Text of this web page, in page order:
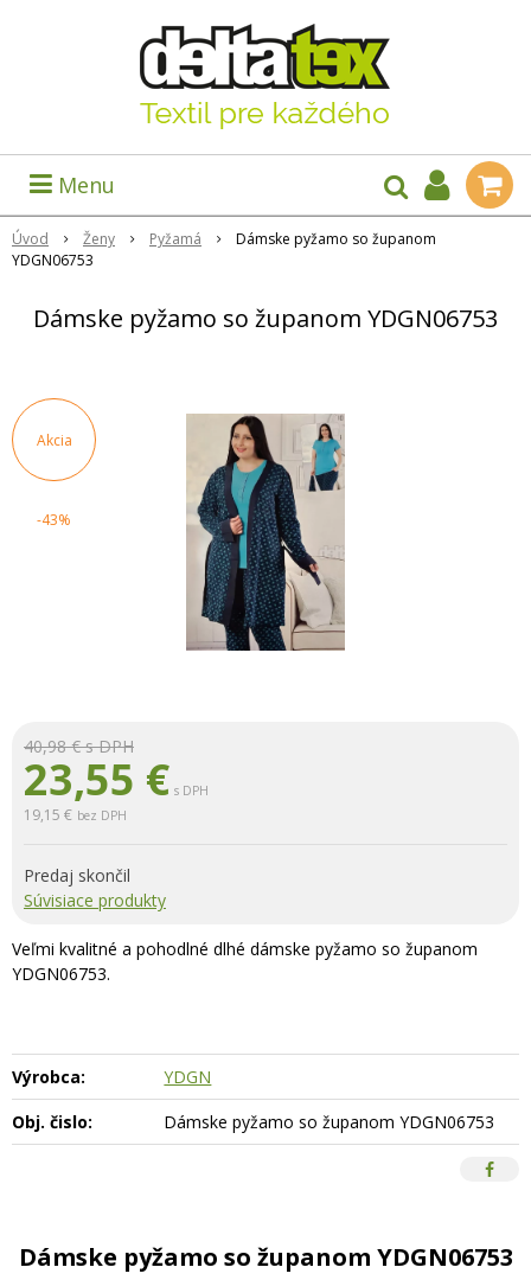
Menu
Úvod Ženy Pyžamá
Dámske pyžamo so županom
YDGN06753
Dámske pyžamo so županom YDGN06753
Akcia
-43%
40,98 €s DPH
23,55 € s DPH
19,15 € bez DPH
Predaj skončil
Súvisiace produkty
Veľmi kvalitné a pohodlné dlhé dámske pyžamo so županom
YDGN06753.
Výrobca:
YDGN
Obj. čislo:
Dámske pyžamo so županom YDGN06753
Dámske pyžamo so županom YDGN06753